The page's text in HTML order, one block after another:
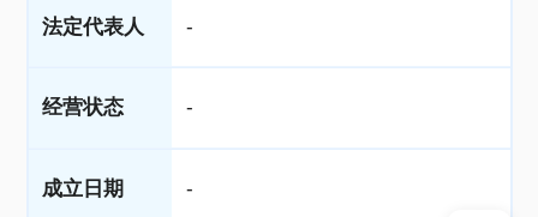
法定代表人 -
经营状态 -
成立日期 -